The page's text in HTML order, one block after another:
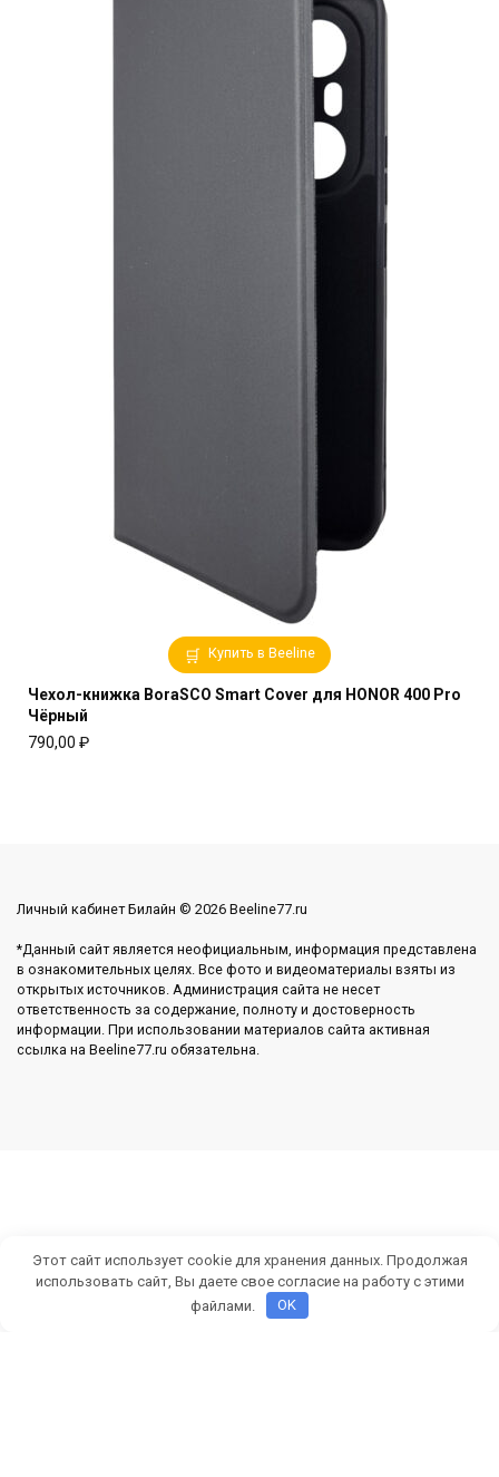
Купить в Beeline
Чехол-книжка BoraSCO Smart Cover для HONOR 400 Pro
Чёрный
790,00 ₽
Личный кабинет Билайн © 2026 Beeline77.ru
*Данный сайт является неофициальным, информация представлена
в ознакомительных целях. Все фото и видеоматериалы взяты из
открытых источников. Администрация сайта не несет
ответственность за содержание, полноту и достоверность
информации. При использовании материалов сайта активная
ссылка на Beeline77.ru обязательна.
Этот сайт использует cookie для хранения данных. Продолжая
использовать сайт, Вы даете свое согласие на работу с этими
файлами.
OK